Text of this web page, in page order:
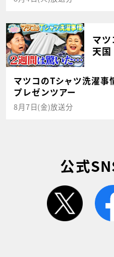
マ
天国
マツコのTシャツ洗濯事
プレゼンツアー
8月7日(金)放送分
公式
twitter